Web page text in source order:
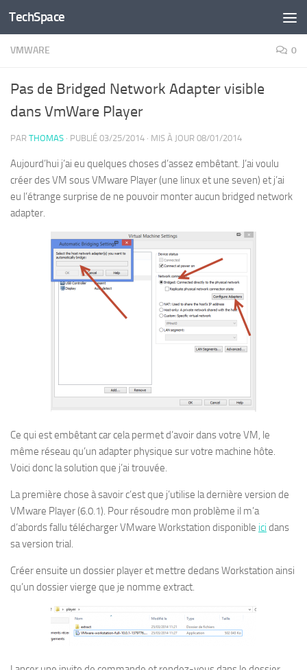
Skip to content
TechSpace
VMWARE 0
Pas de Bridged Network Adapter visible
dans VmWare Player
PAR THOMAS · PUBLIÉ 03/25/2014 · MIS À JOUR 08/01/2014
Aujourd’hui j’ai eu quelques choses d’assez embêtant. J’ai voulu
créer des VM sous VMware Player (une linux et une seven) et j’ai
eu l’étrange surprise de ne pouvoir monter aucun bridged network
adapter.
Ce qui est embêtant car cela permet d’avoir dans votre VM, le
même réseau qu’un adapter physique sur votre machine hôte.
Voici donc la solution que j’ai trouvée.
La première chose à savoir c’est que j’utilise la dernière version de
VMware Player (6.0.1). Pour résoudre mon problème il m’a
d’abords fallu télécharger VMware Workstation disponible ici dans
sa version trial.
Créer ensuite un dossier player et mettre dedans Workstation ainsi
qu’un dossier vierge que je nomme extract.